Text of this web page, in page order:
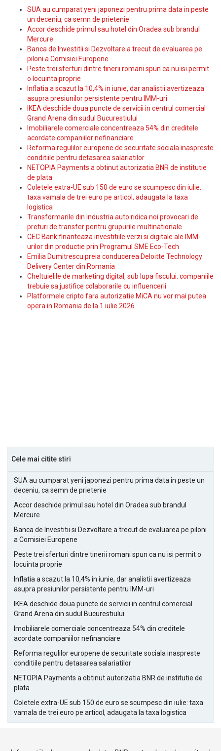
SUA au cumparat yeni japonezi pentru prima data in peste
un deceniu, ca semn de prietenie
Accor deschide primul sau hotel din Oradea sub brandul
Mercure
Banca de Investitii si Dezvoltare a trecut de evaluarea pe
piloni a Comisiei Europene
Peste trei sferturi dintre tinerii romani spun ca nu isi permit
o locuinta proprie
Inflatia a scazut la 10,4% in iunie, dar analistii avertizeaza
asupra presiunilor persistente pentru IMM-uri
IKEA deschide doua puncte de servicii in centrul comercial
Grand Arena din sudul Bucurestiului
Imobiliarele comerciale concentreaza 54% din creditele
acordate companiilor nefinanciare
Reforma regulilor europene de securitate sociala inaspreste
conditiile pentru detasarea salariatilor
NETOPIA Payments a obtinut autorizatia BNR de institutie
de plata
Coletele extra-UE sub 150 de euro se scumpesc din iulie:
taxa vamala de trei euro pe articol, adaugata la taxa
logistica
Transformarile din industria auto ridica noi provocari de
preturi de transfer pentru grupurile multinationale
CEC Bank finanteaza investitiile verzi si digitale ale IMM-
urilor din productie prin Programul SME Eco-Tech
Emilia Dumitrescu preia conducerea Deloitte Technology
Delivery Center din Romania
Cheltuielile de marketing digital, sub lupa fiscului: companiile
trebuie sa justifice colaborarile cu influencerii
Platformele cripto fara autorizatie MiCA nu vor mai putea
opera in Romania de la 1 iulie 2026
Cele mai citite stiri
SUA au cumparat yeni japonezi pentru prima data in peste un
deceniu, ca semn de prietenie
Accor deschide primul sau hotel din Oradea sub brandul
Mercure
Banca de Investitii si Dezvoltare a trecut de evaluarea pe piloni
a Comisiei Europene
Peste trei sferturi dintre tinerii romani spun ca nu isi permit o
locuinta proprie
Inflatia a scazut la 10,4% in iunie, dar analistii avertizeaza
asupra presiunilor persistente pentru IMM-uri
IKEA deschide doua puncte de servicii in centrul comercial
Grand Arena din sudul Bucurestiului
Imobiliarele comerciale concentreaza 54% din creditele
acordate companiilor nefinanciare
Reforma regulilor europene de securitate sociala inaspreste
conditiile pentru detasarea salariatilor
NETOPIA Payments a obtinut autorizatia BNR de institutie de
plata
Coletele extra-UE sub 150 de euro se scumpesc din iulie: taxa
vamala de trei euro pe articol, adaugata la taxa logistica